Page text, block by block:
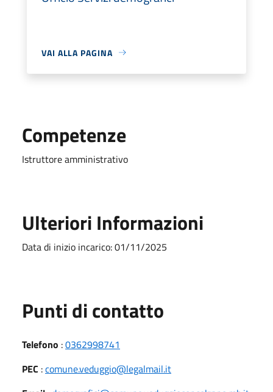
VAI ALLA PAGINA
Competenze
Istruttore amministrativo
Ulteriori Informazioni
Data di inizio incarico: 01/11/2025
Punti di contatto
Telefono :0362998741
PEC :comune.veduggio@legalmail.it